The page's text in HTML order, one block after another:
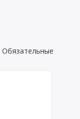
Обязательные